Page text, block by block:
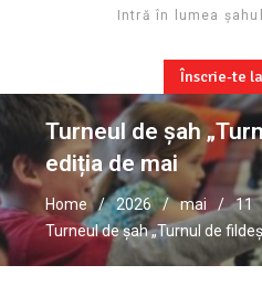
Intră în lumea
Înscrie-te
Turneul de șah
ediția de mai
Home 2026 mai
11
Turneul de șah „Turnul de